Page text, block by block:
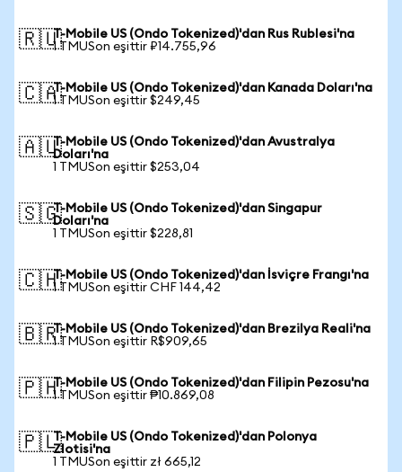
🇷🇺T-Mobile US (Ondo Tokenized)'dan Rus Rublesi'na
1 TMUSon eşittir ₽14.755,96
🇨🇦T-Mobile US (Ondo Tokenized)'dan Kanada Doları'na
1 TMUSon eşittir $249,45
🇦🇺T-Mobile US (Ondo Tokenized)'dan Avustralya
Doları'na
1 TMUSon eşittir $253,04
🇸🇬T-Mobile US (Ondo Tokenized)'dan Singapur
Doları'na
1 TMUSon eşittir $228,81
🇨🇭T-Mobile US (Ondo Tokenized)'dan İsviçre Frangı'na
1 TMUSon eşittir CHF 144,42
🇧🇷T-Mobile US (Ondo Tokenized)'dan Brezilya Reali'na
1 TMUSon eşittir R$909,65
🇵🇭T-Mobile US (Ondo Tokenized)'dan Filipin Pezosu'na
1 TMUSon eşittir ₱10.869,08
🇵🇱T-Mobile US (Ondo Tokenized)'dan Polonya
Zlotisi'na
1 TMUSon eşittir zł 665,12